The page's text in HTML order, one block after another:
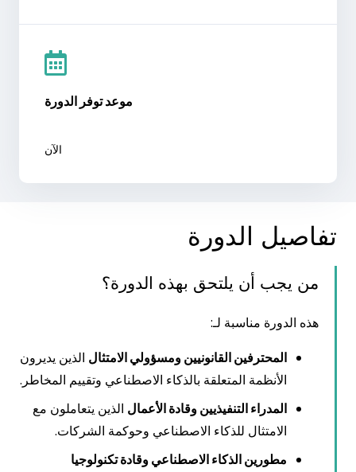
موعد توفر الدورة
الآن
تفاصيل الدورة
من يجب أن يلتحق بهذه الدورة؟
هذه الدورة مناسبة لـ:
المحترفين القانونيين ومسؤولي الامتثال الذين يديرون
الأنظمة المتعلقة بالذكاء الاصطناعي وتقييم المخاطر.
المدراء التنفيذيين وقادة الأعمال الذين يتعاملون مع
الامتثال للذكاء الاصطناعي وحوكمة الشركات.
مطورين الذكاء الاصطناعي وقادة تكنولوجيا